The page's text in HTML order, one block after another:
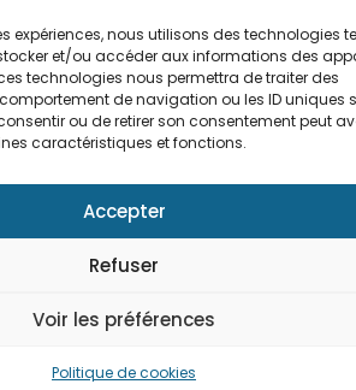
expériences, nous utilisons des technologies
et/ou accéder aux informations des
technologies nous permettra de traiter des
de navigation ou les ID uniques
ou de retirer son consentement peut
caractéristiques et fonctions.
Accepter
Refuser
Voir les préférences
Politique de cookies